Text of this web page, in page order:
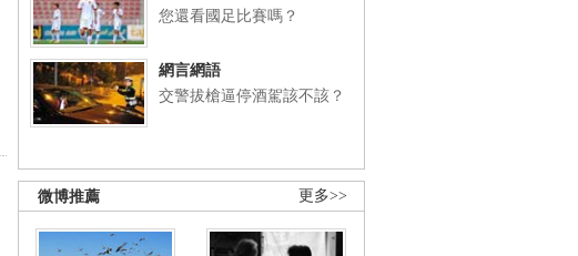
您還看國足比賽嗎？
網言網語
交警拔槍逼停酒駕該不該？
更多>>
微博推薦